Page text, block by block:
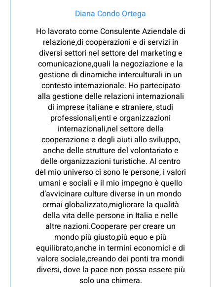
Diana Condo Ortega
Ho lavorato come Consulente Aziendale di
relazione,di cooperazioni e di servizi in
diversi settori nel settore del marketing e
comunicazione,quali la negoziazione e la
gestione di dinamiche interculturali in un
contesto internazionale. Ho partecipato
alla gestione delle relazioni internazionali
di imprese italiane e straniere, studi
professionali,enti e organizzazioni
internazionali,nel settore della
cooperazione e degli aiuti allo sviluppo,
anche delle strutture del volontariato e
delle organizzazioni turistiche. Al centro
del mio universo ci sono le persone, i valori
umani e sociali e il mio impegno è quello
d’avvicinare culture diverse in un mondo
ormai globalizzato,migliorare la qualità
della vita delle persone in Italia e nelle
altre nazioni.Cooperare per creare un
mondo più giusto,più equo e più
equilibrato,anche in termini economici e di
valore sociale,creando dei ponti tra mondi
diversi, dove la pace non possa essere più
solo una chimera.